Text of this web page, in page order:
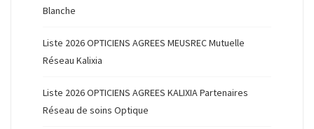
Blanche
Liste 2026 OPTICIENS AGREES MEUSREC Mutuelle
Réseau Kalixia
Liste 2026 OPTICIENS AGREES KALIXIA Partenaires
Réseau de soins Optique